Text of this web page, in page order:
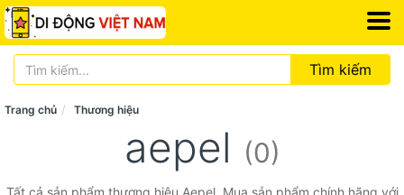
Tìm kiếm
Trang chủ Thương hiệu
aepel (0)
Tất cả sản phẩm thương hiệu Aepel. Mua sản phẩm chính hãng với